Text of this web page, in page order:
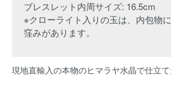
ブレスレット内周サイズ: 16.5cm
※クローライト入りの玉は、内包物
窪みがあります。
現地直輸入の本物のヒマラヤ水晶で仕立て